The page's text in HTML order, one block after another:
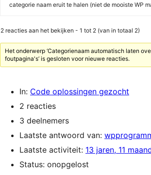
categorie naam eruit te halen (niet de mooiste WP
2 reacties aan het bekijken - 1 tot 2 (van in totaal 2)
Het onderwerp ‘Categorienaam automatisch laten
foutpagina's’ is gesloten voor nieuwe reacties.
In: Code oplossingen gezocht
2 reacties
3 deelnemers
Laatste antwoord van:
Laatste activiteit: 13 jaren, 11
Status: onopgelost